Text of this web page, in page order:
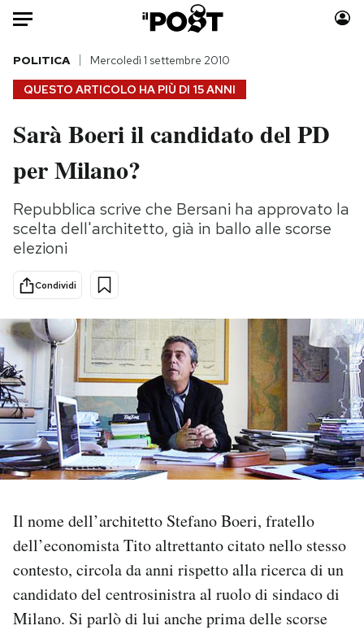
Auto
HOME
Italia
Politica
Tecnologia
Internet
Scienza
Cultura
Economia
Sport
Moda
Storie/Idee
Ok Boomer!
Mondiali calcio 2026
PODCAST
NEWSLETTER
CALENDARIO
QUESTO ARTICOLO HA PIÙ DI 15 ANNI
POLITICA Mercoledì 1 settembre 2010
Sarà Boeri il candidato del PD
per Milano?
Repubblica scrive che Bersani ha approvato la
scelta dell'architetto, già in ballo alle scorse
elezioni
Condividi
Il nome dell’architetto Stefano Boeri, fratello
dell’economista Tito altrettanto citato nello stesso
contesto, circola da anni rispetto alla ricerca di un
candidato del centrosinistra al ruolo di sindaco di
Milano. Si parlò di lui anche prima delle scorse